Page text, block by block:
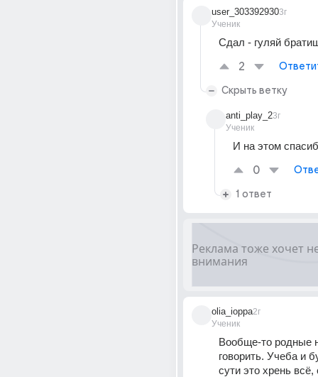
user_303392930
Ученик
3г
Сдал - гуляй
2
Скрыть ветку
anti_play_2
Ученик
3г
И на этом
0
1 ответ
olia_ioppa
Ученик
2г
Вообще-то родные
говорить. Учеба и
сути это хрень всё,